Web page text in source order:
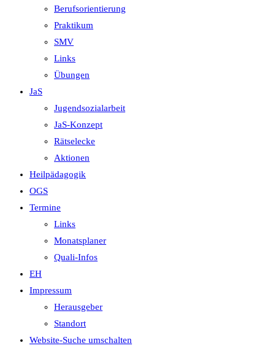
Berufsorientierung
Praktikum
SMV
Links
Übungen
JaS
Jugendsozialarbeit
JaS-Konzept
Rätselecke
Aktionen
Heilpädagogik
OGS
Termine
Links
Monatsplaner
Quali-Infos
EH
Impressum
Herausgeber
Standort
Website-Suche umschalten